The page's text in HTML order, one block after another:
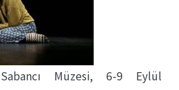
Müzesi, 6-9 Eylül